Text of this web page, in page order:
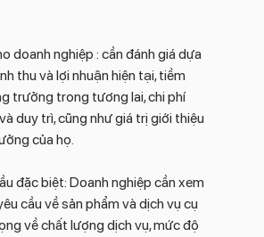
doanh nghiệp : cần đánh giá dựa
thu và lợi nhuận hiện tại, tiềm
trưởng trong tương lai, chi phí
duy trì, cũng như giá trị giới thiệu
của họ.
đặc biệt: Doanh nghiệp cần xem
cầu về sản phẩm và dịch vụ cụ
về chất lượng dịch vụ, mức độ